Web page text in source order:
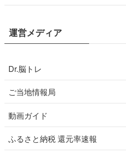
運営メディア
Dr.脳トレ
ご当地情報局
動画ガイド
ふるさと納税 還元率速報